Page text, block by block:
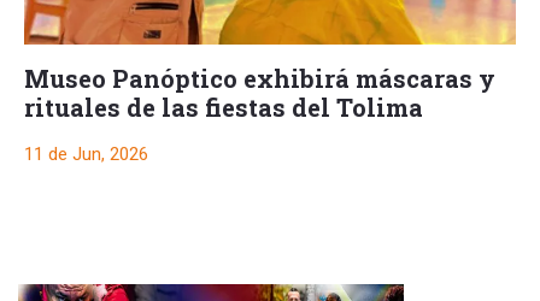
Museo Panóptico exhibirá máscaras y
rituales de las fiestas del Tolima
11 de Jun, 2026